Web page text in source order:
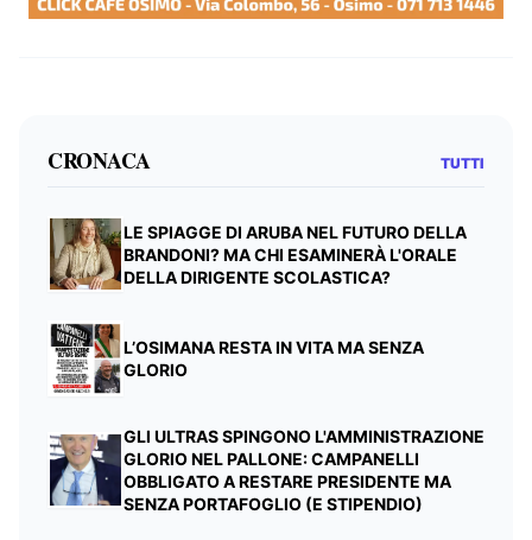
CRONACA TUTTI
LE SPIAGGE DI ARUBA NEL FUTURO DELLA
BRANDONI? MA CHI ESAMINERÀ L'ORALE
DELLA DIRIGENTE SCOLASTICA?
L’OSIMANA RESTA IN VITA MA SENZA
GLORIO
GLI ULTRAS SPINGONO L'AMMINISTRAZIONE
GLORIO NEL PALLONE: CAMPANELLI
OBBLIGATO A RESTARE PRESIDENTE MA
SENZA PORTAFOGLIO (E STIPENDIO)